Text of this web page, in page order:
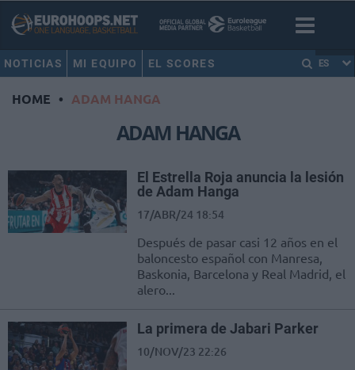
NOTICIAS MI EQUIPO EL SCORES ES
HOME • ADAM HANGA
ADAM HANGA
El Estrella Roja anuncia la lesión
de Adam Hanga
17/ABR/24 18:54
Después de pasar casi 12 años en el
baloncesto español con Manresa,
Baskonia, Barcelona y Real Madrid, el
alero...
La primera de Jabari Parker
10/NOV/23 22:26